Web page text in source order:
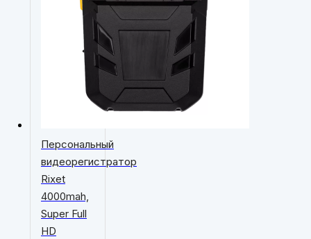
Персональный
видеорегистратор
Rixet
4000mah,
Super Full
HD